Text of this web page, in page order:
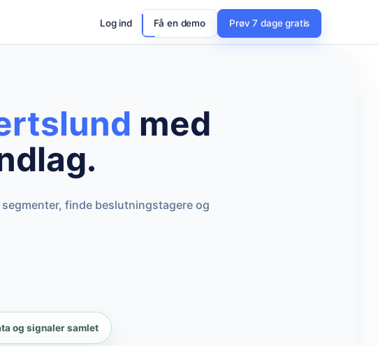
Log ind Få en demo Prøv 7 dage gratis
med
finde beslutningstagere og
og signaler samlet